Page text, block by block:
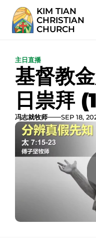
KIM TIAN
CHRISTIAN
CHURCH
主日直播
基督教
日祟拜
冯志就牧师 SEP 18,